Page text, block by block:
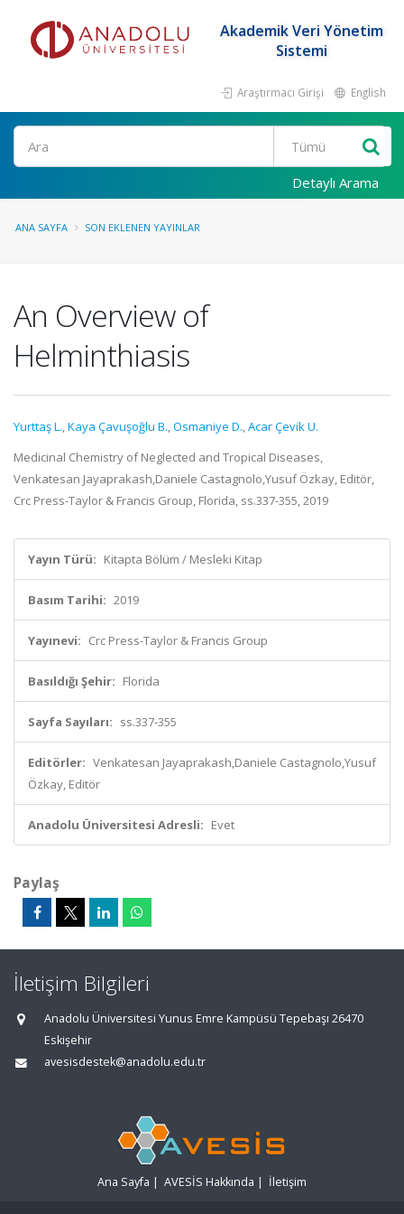
Akademik Veri Yönetim
Sistemi
Araştırmacı Girişi English
Ara
Detaylı Arama
ANA SAYFA SON EKLENEN YAYINLAR
An Overview of
Helminthiasis
Yurttaş L.,Kaya Çavuşoğlu B.,Osmaniye D.,Acar Çevik U.
Medicinal Chemistry of Neglected and Tropical Diseases,
Venkatesan Jayaprakash,Daniele Castagnolo,Yusuf Özkay, Editör,
Crc Press-Taylor & Francis Group, Florida, ss.337-355, 2019
Yayın Türü: Kitapta Bölüm / Mesleki Kitap
Basım Tarihi: 2019
Yayınevi: Crc Press-Taylor & Francis Group
Basıldığı Şehir: Florida
Sayfa Sayıları: ss.337-355
Editörler: Venkatesan Jayaprakash,Daniele Castagnolo,Yusuf
Özkay, Editör
Anadolu Üniversitesi Adresli: Evet
Paylaş
İletişim Bilgileri
Anadolu Üniversitesi Yunus Emre Kampüsü Tepebaşı 26470
Eskişehir
avesisdestek@anadolu.edu.tr
Ana Sayfa | AVESİS Hakkında | İletişim